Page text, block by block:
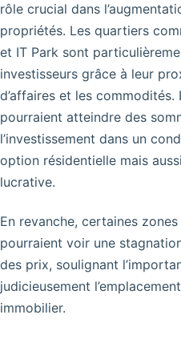
rôle crucial dans
propriétés. Les quartiers
et IT Park sont
investisseurs grâce à leur
d’affaires et les
pourraient atteindre des
l’investissement dans un
option résidentielle mais
lucrative.
En revanche, certaines
pourraient voir une
des prix, soulignant
judicieusement
immobilier.